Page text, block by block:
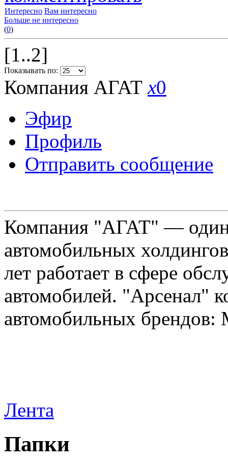
Интересно Вам интересно
Больше не интересно
(0)
[1..2]
Показывать по:
Компания АГАТx0
Эфир
Профиль
Отправить сообщение
Компания "АГАТ" —
автомобильных
лет работает в сфере
автомобилей. "Арсенал"
автомобильных
Лента
Папки